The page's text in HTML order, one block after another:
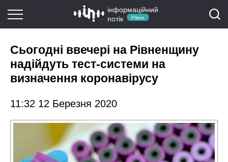
інформаційний
потік
Рівне
Сьогодні ввечері на Рівненщину
надійдуть тест-системи на
визначення коронавірусу
11:32 12 Березня 2020